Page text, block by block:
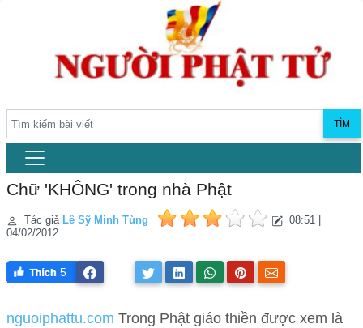
TÌM
Chữ 'KHÔNG' trong nhà Phật
Tác giả Lê Sỹ Minh Tùng
08:51 |
04/02/2012
5
nguoiphattu.com Trong Phật giáo thiền được xem là